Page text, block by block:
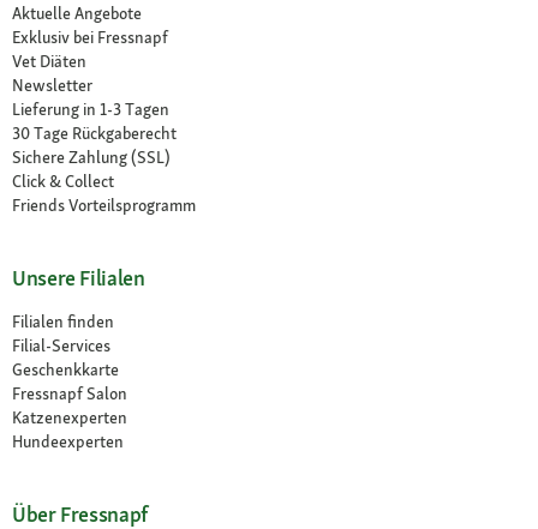
Aktuelle Angebote
Exklusiv bei Fressnapf
Vet Diäten
Newsletter
Lieferung in 1-3 Tagen
30 Tage Rückgaberecht
Sichere Zahlung (SSL)
Click & Collect
Friends Vorteilsprogramm
Unsere Filialen
Filialen finden
Filial-Services
Geschenkkarte
Fressnapf Salon
Katzenexperten
Hundeexperten
Über Fressnapf